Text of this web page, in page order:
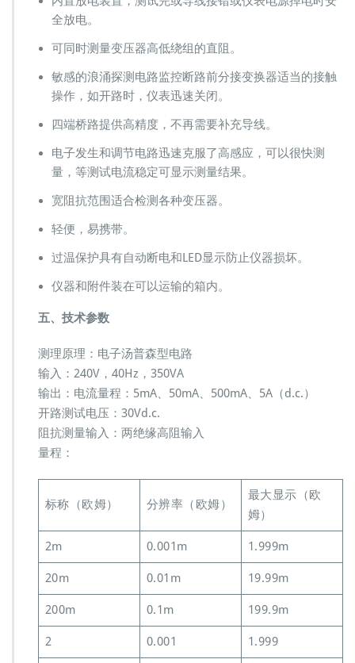
全放电。
可同时测量变压器高低绕组的直阻。
敏感的浪涌探测电路监控断路前分接变换器适当的接触
操作，如开路时，仪表迅速关闭。
四端桥路提供高精度，不再需要补充导线。
电子发生和调节电路迅速克服了高感应，可以很快测
量，等测试电流稳定可显示测量结果。
宽阻抗范围适合检测各种变压器。
轻便，易携带。
过温保护具有自动断电和LED显示防止仪器损坏。
仪器和附件装在可以运输的箱内。
五、技术参数
测理原理：电子汤普森型电路
输入：240V，40Hz，350VA
输出：电流量程：5mA、50mA、500mA、5A（d.c.）
开路测试电压：30Vd.c.
阻抗测量输入：两绝缘高阻输入
量程：
标称（欧姆） 分辨率（欧姆）
最大显示（欧
姆）
2m 0.001m 1.999m
20m 0.01m 19.99m
200m 0.1m 199.9m
2 0.001 1.999